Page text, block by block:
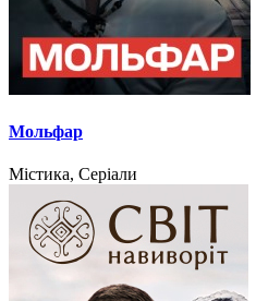
Мольфар
Містика, Серіали